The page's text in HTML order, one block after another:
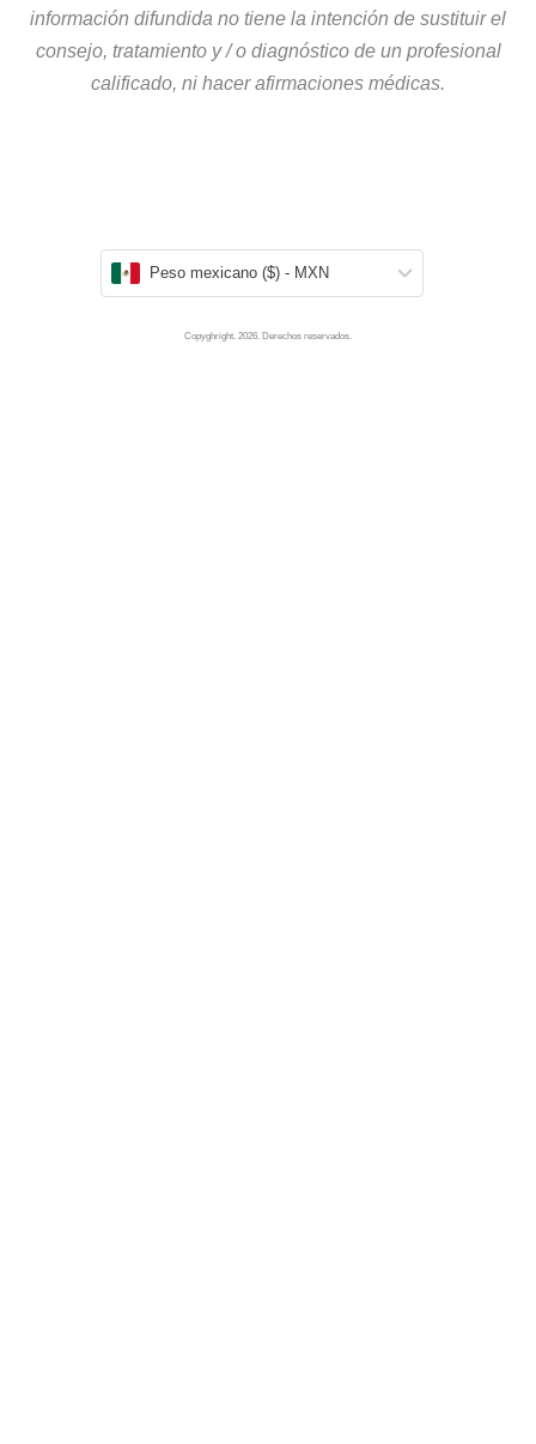
información difundida no tiene la intención de sustituir el
consejo, tratamiento y / o diagnóstico de un profesional
calificado, ni hacer afirmaciones médicas.
Peso mexicano ($) - MXN
Copyghright. 2026. Derechos reservados.